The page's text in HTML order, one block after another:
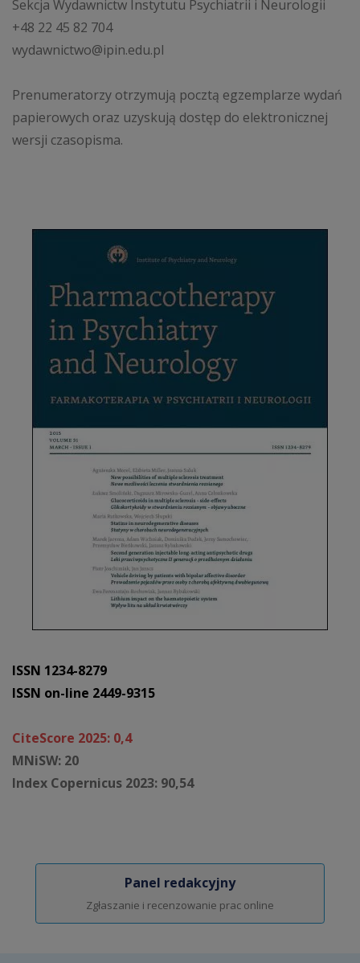
ISSN 1234-8279
ISSN on-line 2449-9315
CiteScore 2025: 0,4
MNiSW: 20
Index Copernicus 2023: 90,54
Panel redakcyjny
Zgłaszanie i recenzowanie prac online
Sekcja Wydawnictw Instytutu Psychiatrii i Neurologii
+48 22 45 82 704
wydawnictwo@ipin.edu.pl
Prenumeratorzy otrzymują pocztą egzemplarze wydań
papierowych oraz uzyskują dostęp do elektronicznej
wersji czasopisma.